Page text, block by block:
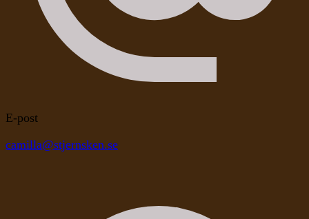
E-post
camilla@stjernsken.se